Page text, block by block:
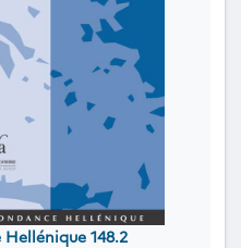
148.2